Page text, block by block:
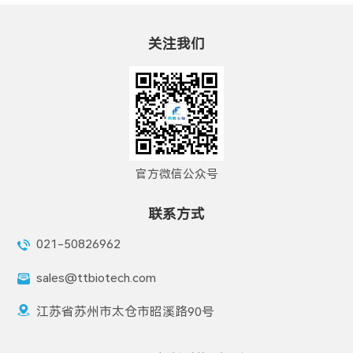
关注我们
官方微信公众号
联系方式
021-50826962
sales@ttbiotech.com
江苏省苏州市太仓市昭溪路90号